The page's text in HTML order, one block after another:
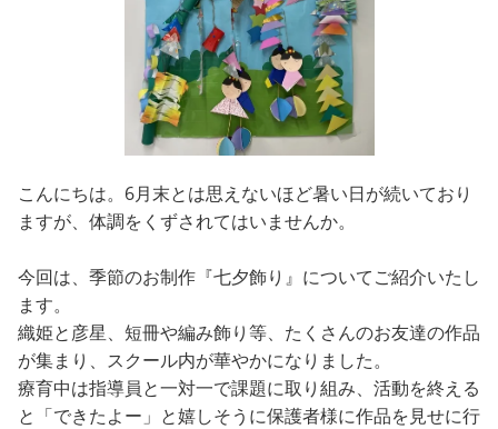
こんにちは。6月末とは思えないほど暑い日が続いており
ますが、体調をくずされてはいませんか。
今回は、季節のお制作『七夕飾り』についてご紹介いたし
ます。
織姫と彦星、短冊や編み飾り等、たくさんのお友達の作品
が集まり、スクール内が華やかになりました。
療育中は指導員と一対一で課題に取り組み、活動を終える
と「できたよー」と嬉しそうに保護者様に作品を見せに行